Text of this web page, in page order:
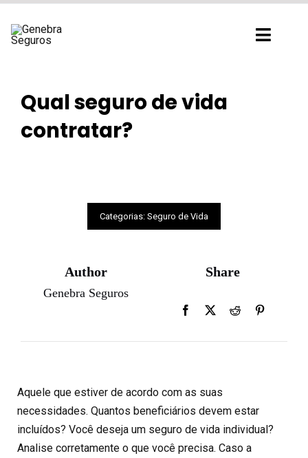
para
Qual seguro de vida
contratar?
Categorias: Seguro de Vida
Author
Genebra Seguros
Share
Aquele que estiver de acordo com as suas
necessidades. Quantos beneficiários devem estar
incluídos? Você deseja um seguro de vida individual?
Analise corretamente o que você precisa. Caso a